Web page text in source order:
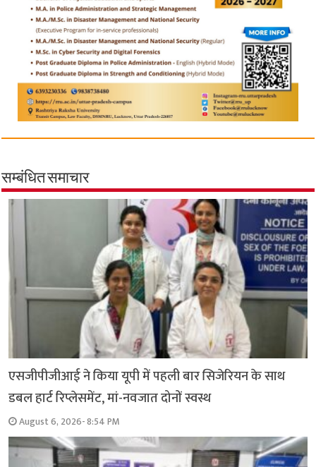
सम्बंधित समाचार
एसजीपीजीआई ने किया यूपी में पहली बार सिजेरियन के साथ
डबल हार्ट रिप्लेसमेंट, मां-नवजात दोनों स्वस्थ
August 6, 2026- 8:54 PM